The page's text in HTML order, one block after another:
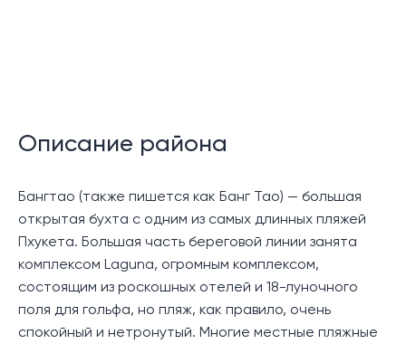
Описание района
Бангтао (также пишется как Банг Тао) — большая
открытая бухта с одним из самых длинных пляжей
Пхукета. Большая часть береговой линии занята
комплексом Laguna, огромным комплексом,
состоящим из роскошных отелей и 18-луночного
поля для гольфа, но пляж, как правило, очень
спокойный и нетронутый. Многие местные пляжные